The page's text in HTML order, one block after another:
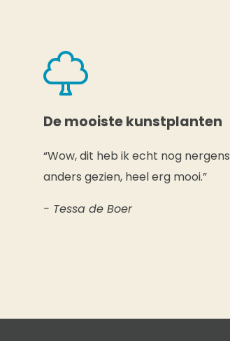
De mooiste kunstplanten
“Wow, dit heb ik echt nog nergens
anders gezien, heel erg mooi.”
- Tessa de Boer